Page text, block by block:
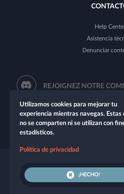
Help
Asistencia
Denunciar
REJOIGNEZ NOTRE
¡Te damos la bienvenida a Let's Role!
Utilizamos cookies para mejorar tu
experiencia mientras navegas. Estas
no se comparten ni se utilizan con
estadísticos.
Política de privacidad
¡HECHO!